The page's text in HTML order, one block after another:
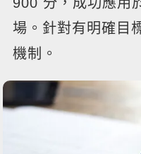
情境閱讀
英文文法技巧
英文寫作
TED Talks
Let's Talk
西班牙語
外語即時通
企業訓練
場。針對有明確目
機制。